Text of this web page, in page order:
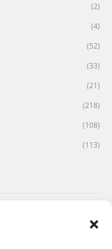
(2)
(4)
(52)
(33)
(21)
(218)
(108)
(113)